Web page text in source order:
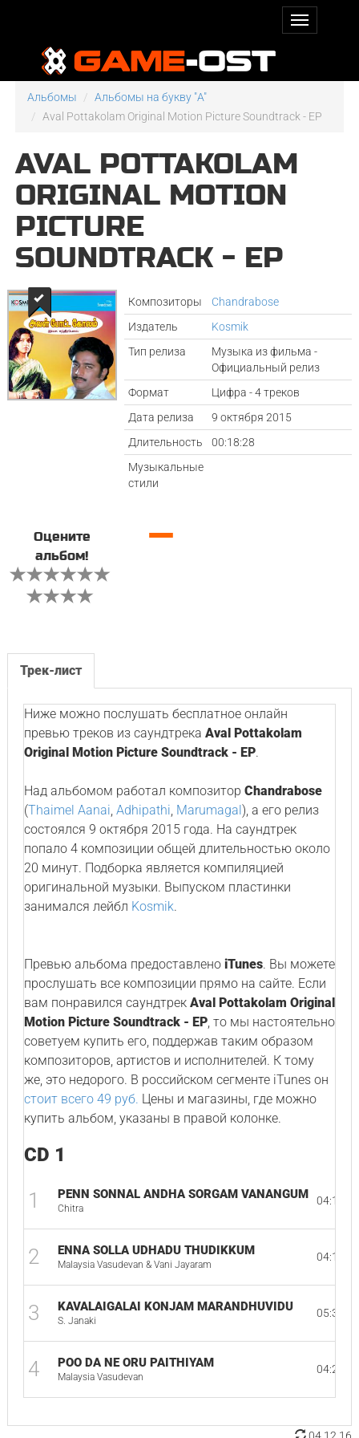
Альбомы
Альбомы на букву "A"
Aval Pottakolam Original Motion Picture Soundtrack - EP
AVAL POTTAKOLAM
ORIGINAL MOTION
PICTURE
SOUNDTRACK - EP
Композиторы
Chandrabose
Издатель
Kosmik
Тип релиза
Музыка из фильма -
Официальный релиз
Формат
Цифра - 4 треков
Дата релиза
9 октября 2015
Длительность
00:18:28
Музыкальные
стили
Оцените
альбом!
—
Трек-лист
Ниже можно послушать бесплатное онлайн
превью треков из саундтрека Aval Pottakolam
Original Motion Picture Soundtrack - EP.
Над альбомом работал композитор Chandrabose
(Thaimel Aanai, Adhipathi, Marumagal), а его релиз
состоялся 9 октября 2015 года. На саундтрек
попало 4 композиции общей длительностью около
20 минут. Подборка является компиляцией
оригинальной музыки. Выпуском пластинки
занимался лейбл Kosmik.
Превью альбома предоставлено iTunes. Вы можете
прослушать все композиции прямо на сайте. Если
вам понравился саундтрек Aval Pottakolam Original
Motion Picture Soundtrack - EP, то мы настоятельно
советуем купить его, поддержав таким образом
композиторов, артистов и исполнителей. К тому
же, это недорого. В российском сегменте iTunes он
стоит всего 49 руб. Цены и магазины, где можно
купить альбом, указаны в правой колонке.
CD 1
1 PENN SONNAL ANDHA SORGAM VANANGUM
Chitra
04:11
2 ENNA SOLLA UDHADU THUDIKKUM
Malaysia Vasudevan & Vani Jayaram
04:16
3 KAVALAIGALAI KONJAM MARANDHUVIDU
S. Janaki
05:39
4 POO DA NE ORU PAITHIYAM
Malaysia Vasudevan
04:22